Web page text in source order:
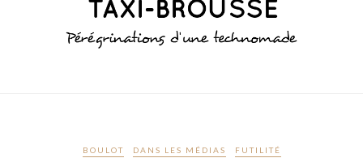
BOULOT DANS LES MÉDIAS FUTILITÉ